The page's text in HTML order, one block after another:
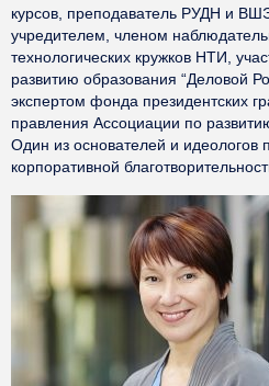
курсов, преподаватель РУДН и
учредителем, членом
технологических кружков НТИ,
развитию образования “Деловой
экспертом фонда президентских
правления Ассоциации по
Один из основателей и идеологов
корпоративной